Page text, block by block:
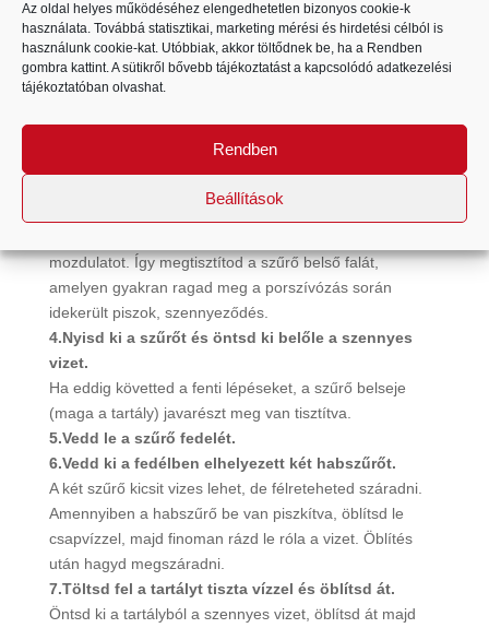
Az oldal helyes működéséhez elengedhetetlen bizonyos cookie-k
használata. Továbbá statisztikai, marketing mérési és hirdetési célból is
használunk cookie-kat. Utóbbiak, akkor töltődnek be, ha a Rendben
gombra kattint. A sütikről bővebb tájékoztatást a kapcsolódó adatkezelési
tájékoztatóban olvashat.
Rendben
Beállítások
konnektorból. Vedd ki a vízszűrőt a készülékből, de ne
nyisd ki (kivéve, ha kíváncsi vagy rá, mennyi piszok
maradt benne
de ebben az esetben is csak pár
másodpercig tartsd nyitva), a nyíláson keresztül tölts
mozdulatot. Így megtisztítod a szűrő belső falát,
amelyen gyakran ragad meg a porszívózás során
idekerült piszok, szennyeződés.
4.Nyisd ki a szűrőt és öntsd ki belőle a szennyes
vizet.
Ha eddig követted a fenti lépéseket, a szűrő belseje
(maga a tartály) javarészt meg van tisztítva.
5.Vedd le a szűrő fedelét.
6.Vedd ki a fedélben elhelyezett két habszűrőt.
A két szűrő kicsit vizes lehet, de félreteheted száradni.
Amennyiben a habszűrő be van piszkítva, öblítsd le
csapvízzel, majd finoman rázd le róla a vizet. Öblítés
után hagyd megszáradni.
7.Töltsd fel a tartályt tiszta vízzel és öblítsd át.
Öntsd ki a tartályból a szennyes vizet, öblítsd át majd